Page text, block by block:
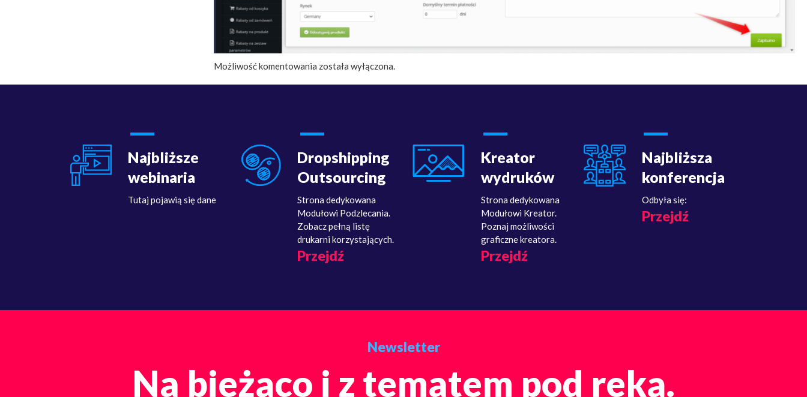
Możliwość komentowania została wyłączona.
Najbliższe
webinaria
Tutaj pojawią się dane
Dropshipping
Outsourcing
Strona dedykowana
Modułowi Podzlecania.
Zobacz pełną listę
drukarni korzystających.
Przejdź
Kreator
wydruków
Strona dedykowana
Modułowi Kreator.
Poznaj możliwości
graficzne kreatora.
Przejdź
Najbliższa
konferencja
Odbyła się:
Przejdź
Newsletter
Na bieżąco i z tematem pod reką.